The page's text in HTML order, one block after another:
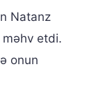
Natanz
məhv etdi.
onun